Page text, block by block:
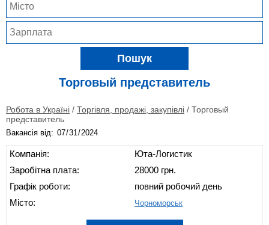
Пошук
Торговый представитель
Робота в Україні / Торгівля, продажі, закупівлі / Торговый
представитель
Вакансія від:
Компанія:
Заробітна плата:
Графік роботи:
Місто:
Юта-Логистик
28000 грн.
повний робочий день
Чорноморськ